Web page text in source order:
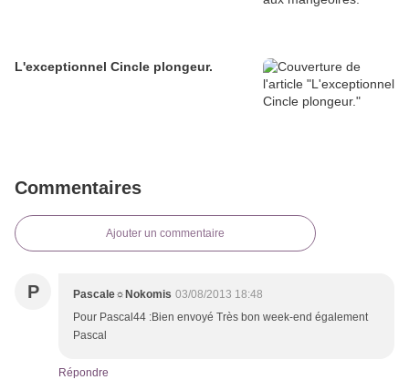
L'exceptionnel Cincle plongeur.
Commentaires
Ajouter un commentaire
P Pascale☼Nokomis 03/08/2013 18:48
Pour Pascal44 :Bien envoyé Très bon week-end également
Pascal
Répondre